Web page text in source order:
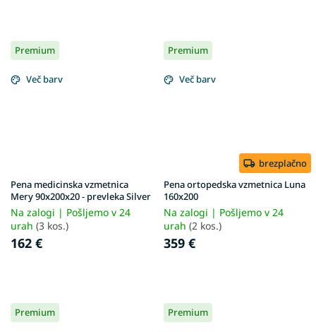
Premium
Več barv
Pena medicinska vzmetnica
Mery 90x200x20 - prevleka Silver
Na zalogi | Pošljemo v 24
urah (3 kos.)
162 €
Premium
Več barv
brezplačno
Pena ortopedska vzmetnica Luna
160x200
Na zalogi | Pošljemo v 24
urah (2 kos.)
359 €
Premium Premium